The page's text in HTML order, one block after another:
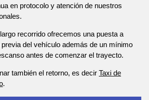
en protocolo y atención de nuestros
recorrido ofrecemos una puesta a
del vehículo además de un mínimo
antes de comenzar el trayecto.
también el retorno, es decir Taxi de
.